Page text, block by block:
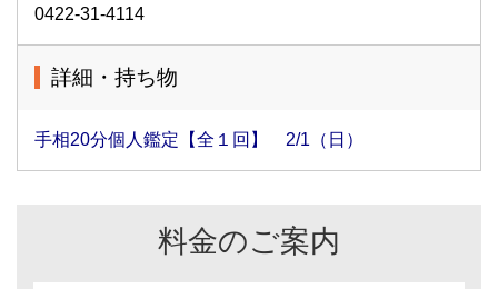
0422-31-4114
詳細・持ち物
手相20分個人鑑定【全１回】 2/1（日）
料金のご案内